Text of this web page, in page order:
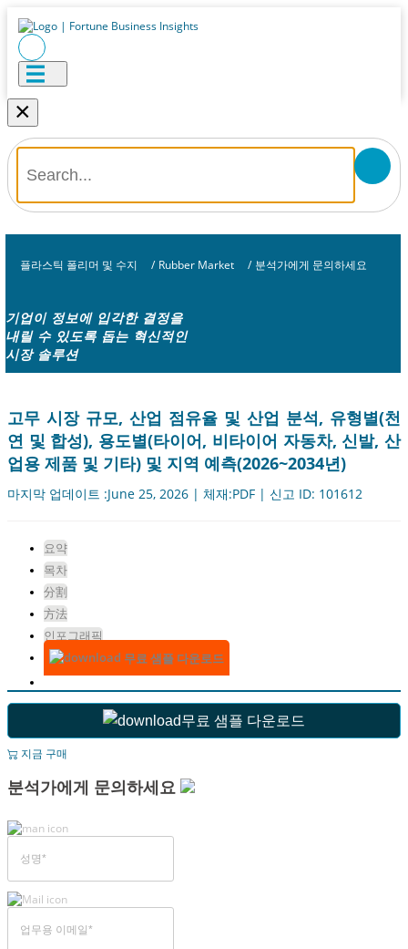
×
플라스틱 폴리머 및 수지 / Rubber Market / 분석가에게 문의하세요
기업이 정보에 입각한 결정을
내릴 수 있도록 돕는 혁신적인
시장 솔루션
고무 시장 규모, 산업 점유율 및 산업 분석, 유형별(천
연 및 합성), 용도별(타이어, 비타이어 자동차, 신발, 산
업용 제품 및 기타) 및 지역 예측(2026~2034년)
마지막 업데이트 :June 25, 2026 | 체재:PDF | 신고 ID: 101612
요약
목차
分割
方法
인포그래픽
무료 샘플 다운로드
무료 샘플 다운로드
지금 구매
분석가에게 문의하세요